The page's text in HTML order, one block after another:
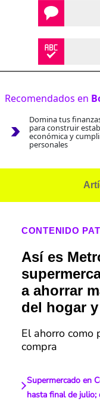
Recomendados en
Domina tus
para construir
económica y
personales
CONTENIDO
Así es
a ahorrar
del hogar
El ahorro como
compra
Supermercado en
hasta final de julio;